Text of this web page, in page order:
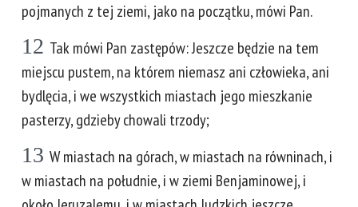
pojmanych z tej ziemi, jako na początku, mówi Pan.
12 Tak mówi Pan zastępów: Jeszcze będzie na tem
miejscu pustem, na którem niemasz ani człowieka, ani
bydlęcia, i we wszystkich miastach jego mieszkanie
pasterzy, gdzieby chowali trzody;
13 W miastach na górach, w miastach na równinach, i
w miastach na południe, i w ziemi Benjaminowej, i